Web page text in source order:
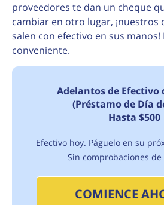
proveedores te dan un cheque
cambiar en otro lugar, ¡nuestros
salen con efectivo en sus
conveniente.
Adelantos de Efectivo
(Préstamo de Día
Hasta $500
Efectivo hoy. Páguelo en su
Sin comprobaciones
COMIENCE